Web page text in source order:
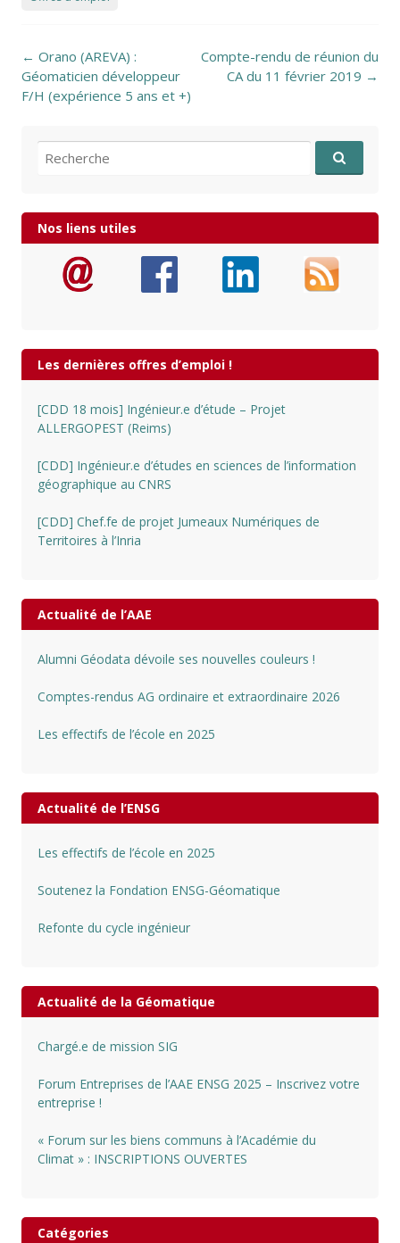
Post navigation
← Orano (AREVA) :
Géomaticien développeur
F/H (expérience 5 ans et +)
Compte-rendu de réunion du
CA du 11 février 2019 →
Recherche pour:
Nos liens utiles
Les dernières offres d’emploi !
[CDD 18 mois] Ingénieur.e d’étude – Projet
ALLERGOPEST (Reims)
[CDD] Ingénieur.e d’études en sciences de l’information
géographique au CNRS
[CDD] Chef.fe de projet Jumeaux Numériques de
Territoires à l’Inria
Actualité de l’AAE
Alumni Géodata dévoile ses nouvelles couleurs !
Comptes-rendus AG ordinaire et extraordinaire 2026
Les effectifs de l’école en 2025
Actualité de l’ENSG
Les effectifs de l’école en 2025
Soutenez la Fondation ENSG-Géomatique
Refonte du cycle ingénieur
Actualité de la Géomatique
Chargé.e de mission SIG
Forum Entreprises de l’AAE ENSG 2025 – Inscrivez votre
entreprise !
« Forum sur les biens communs à l’Académie du
Climat » : INSCRIPTIONS OUVERTES
Catégories